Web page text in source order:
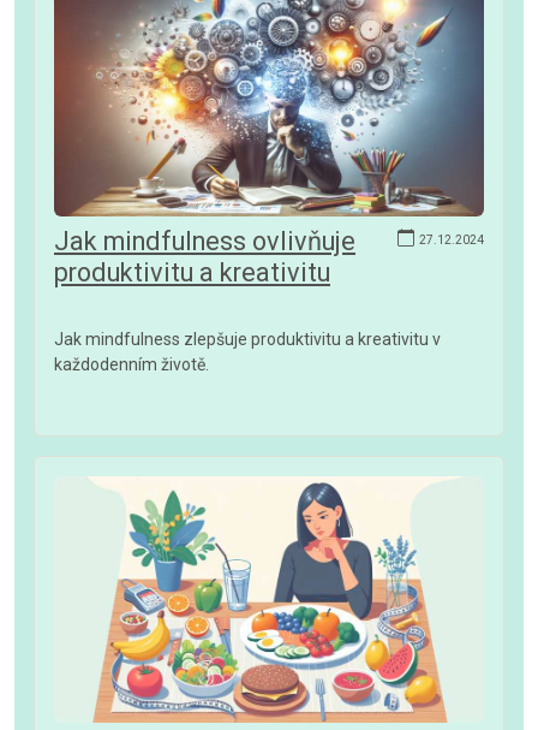
27.12.2024
Jak mindfulness ovlivňuje
produktivitu a kreativitu
Jak mindfulness zlepšuje produktivitu a kreativitu v
každodenním životě.